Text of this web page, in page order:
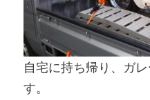
自宅に持ち帰り、ガ
す。